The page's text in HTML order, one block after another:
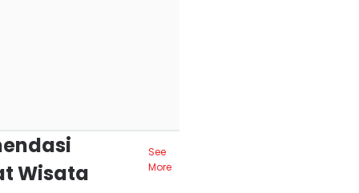
Wisata
See
More